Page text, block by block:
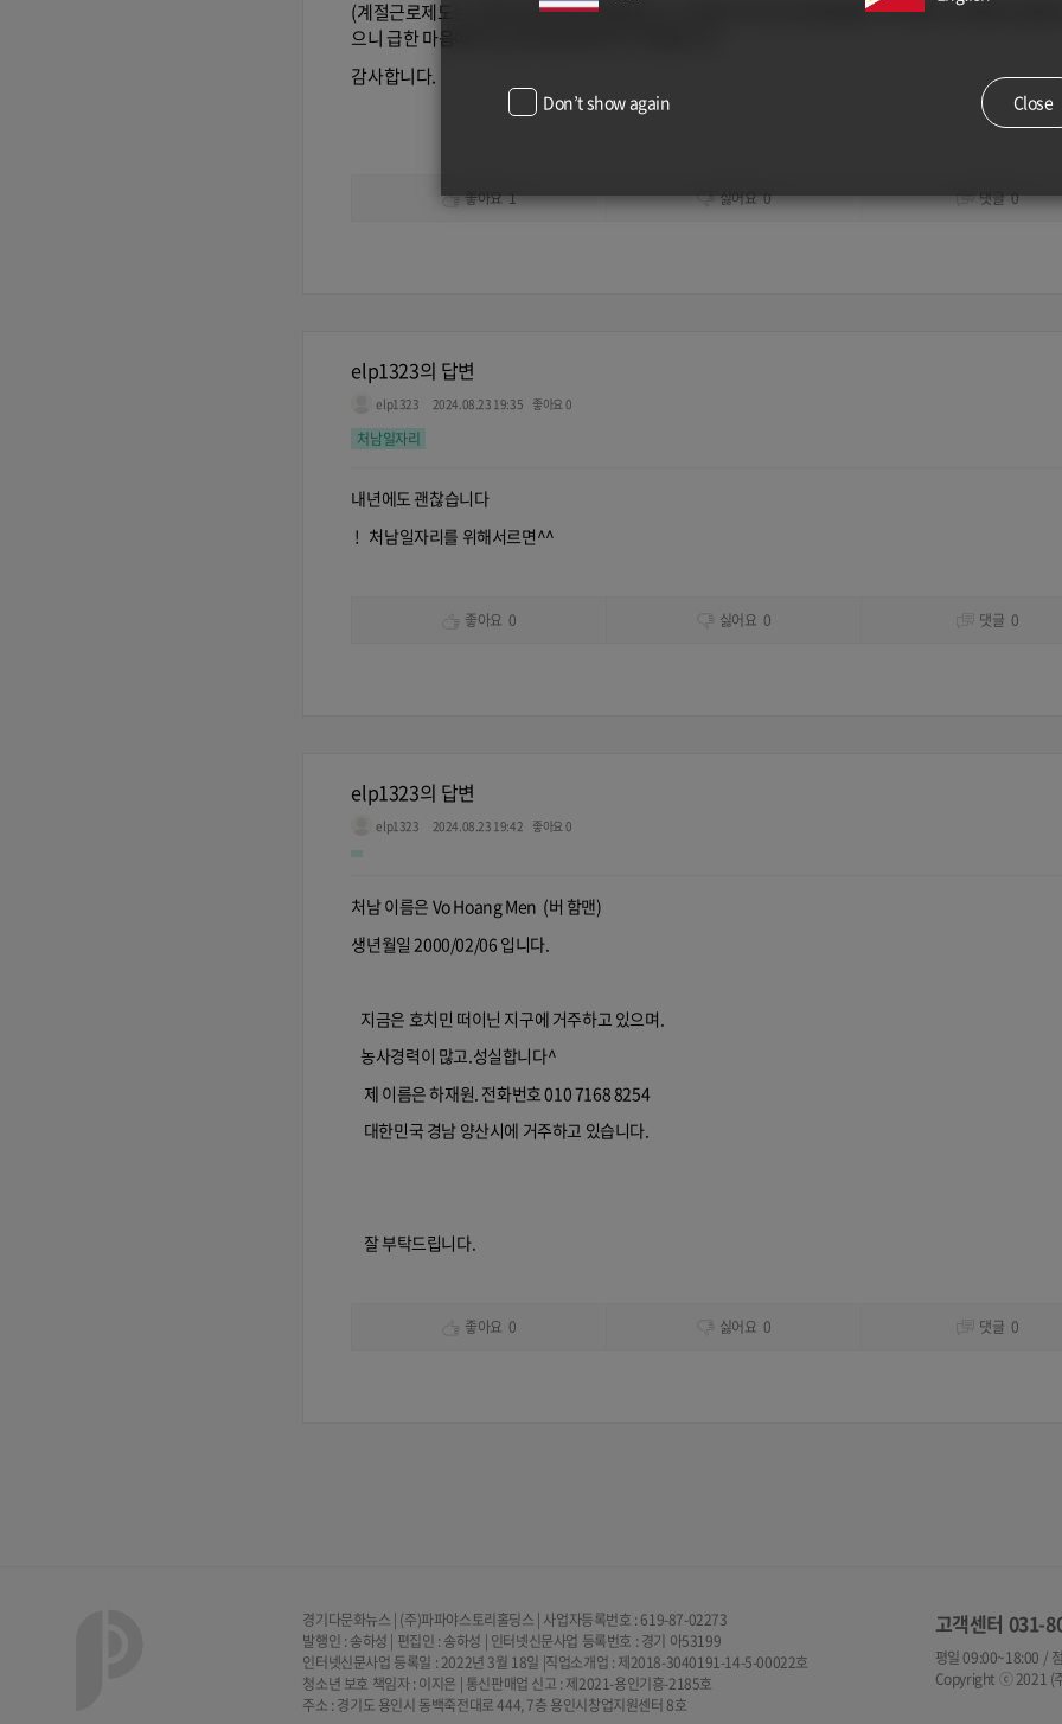
(계절근로제도는 지방자치단체가 운영합니다. 지자체가 아닌 민간업자들이 사기를 치는 행위도 발생하
으니 급한 마음에 속는 일이 없도록 하시기 바랍니다)
감사합니다.
좋아요 1 싫어요 0 댓글 0
elp1323의 답변
elp1323 2024.08.23 19:35 좋아요 0
처남일자리
내년에도 괜찮습니다
! 처남일자리를 위해서르면^^
좋아요 0 싫어요 0 댓글 0
elp1323의 답변
elp1323 2024.08.23 19:42 좋아요 0
처남 이름은 Vo Hoang Men (버 함맨)
생년월일 2000/02/06 입니다.
지금은 호치민 떠이닌 지구에 거주하고 있으며.
농사경력이 많고.성실합니다^
제 이름은 하재원. 전화번호 010 7168 8254
대한민국 경남 양산시에 거주하고 있습니다.
잘 부탁드립니다.
좋아요 0 싫어요 0 댓글 0
경기다문화뉴스 | (주)파파야스토리홀딩스 | 사업자등록번호 : 619-87-02273
발행인 : 송하성 | 편집인 : 송하성 | 인터넷신문사업 등록번호 : 경기 아53199
인터넷신문사업 등록일 : 2022년 3월 18일 |직업소개업 : 제2018-3040191-14-5-00022호
청소년 보호 책임자 : 이지은 | 통신판매업 신고 : 제2021-용인기흥-2185호
주소 : 경기도 용인시 동백죽전대로 444, 7층 용인시창업지원센터 8호
고객센터 031-
평일 09:00~18:00 /
Copyright ⓒ 2021 (
Don’t show again Close